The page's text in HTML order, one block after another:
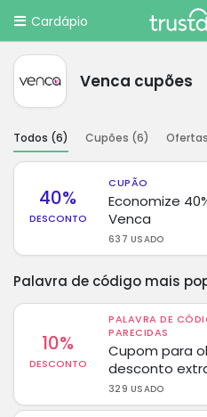
Cardápio
Venca cupões
Todos (6) Cupões (6)
40%
DESCONTO
CUPÃO
Economize
Venca
637 USADO
Palavra de código mais
10%
DESCONTO
PALAVRA DE
PARECIDAS
Cupom para
desconto
329 USADO